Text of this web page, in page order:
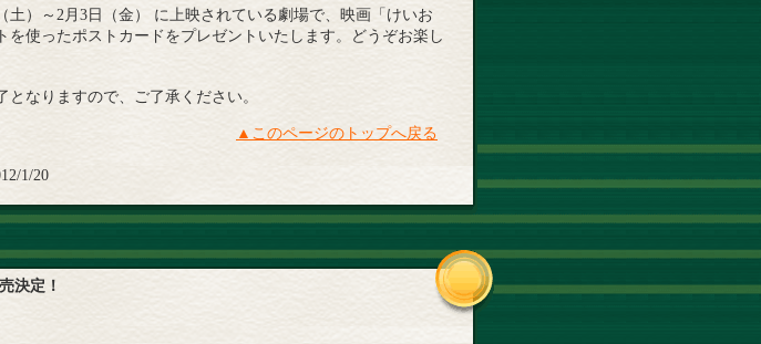
）～2月3日（金） に上映されている劇場で、映画「けいお
使ったポストカードをプレゼントいたします。どうぞお楽し
なりますので、ご了承ください。
▲このページのトップへ戻る
1/20
決定！